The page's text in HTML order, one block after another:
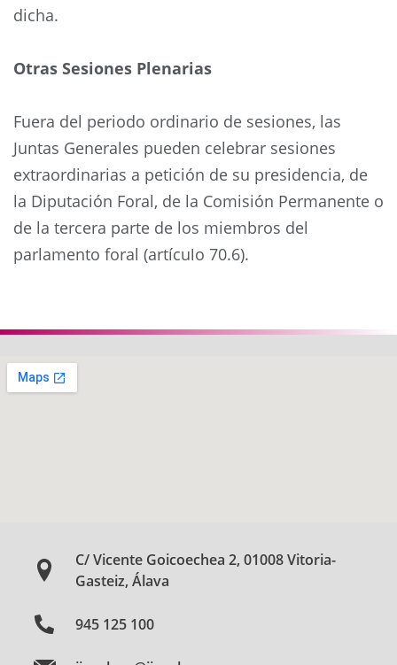
dicha.
Otras Sesiones Plenarias
Fuera del periodo ordinario de sesiones, las
Juntas Generales pueden celebrar sesiones
extraordinarias a petición de su presidencia, de
la Diputación Foral, de la Comisión Permanente o
de la tercera parte de los miembros del
parlamento foral (artículo 70.6).
C/ Vicente Goicoechea 2, 01008 Vitoria-
Gasteiz, Álava
945 125 100